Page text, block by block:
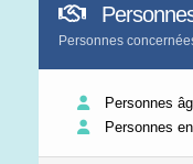
Personnes
Personnes
Personnes